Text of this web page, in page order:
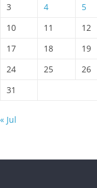
3
4 5
10
11 12
17
18 19
24
25 26
31
« Jul